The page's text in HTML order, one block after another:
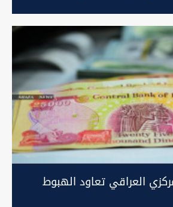
العراقي تعاود الهبوط